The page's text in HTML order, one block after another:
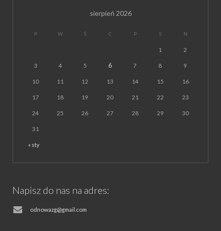
sierpień 2026
P W Ś C P S N
« sty
1 2
3 4 5 6 7 8 9
10 11 12 13 14 15 16
17 18 19 20 21 22 23
24 25 26 27 28 29 30
31
Napisz do nas na adres:
odnowazg@gmail.com